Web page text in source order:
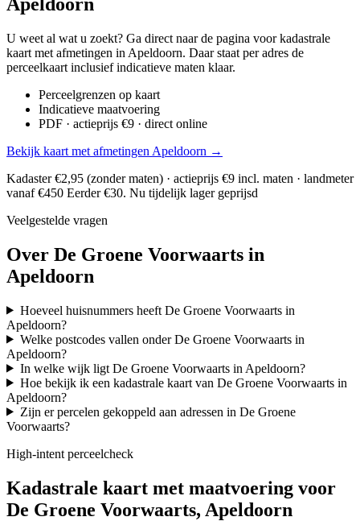
U weet al wat u zoekt? Ga direct naar de pagina voor kadastrale
kaart met afmetingen in Apeldoorn. Daar staat per adres de
perceelkaart inclusief indicatieve maten klaar.
Perceelgrenzen op kaart
Indicatieve maatvoering
PDF · actieprijs €9 · direct online
Bekijk kaart met afmetingen Apeldoorn →
Kadaster €2,95 (zonder maten) · actieprijs €9 incl. maten · landmeter
vanaf €450 Eerder €30. Nu tijdelijk lager geprijsd
Veelgestelde vragen
Over De Groene Voorwaarts in
Apeldoorn
Hoeveel huisnummers heeft De Groene Voorwaarts in
Apeldoorn?
Welke postcodes vallen onder De Groene Voorwaarts in
Apeldoorn?
In welke wijk ligt De Groene Voorwaarts in Apeldoorn?
Hoe bekijk ik een kadastrale kaart van De Groene Voorwaarts in
Apeldoorn?
Zijn er percelen gekoppeld aan adressen in De Groene
Voorwaarts?
High-intent perceelcheck
Kadastrale kaart met maatvoering voor
De Groene Voorwaarts, Apeldoorn